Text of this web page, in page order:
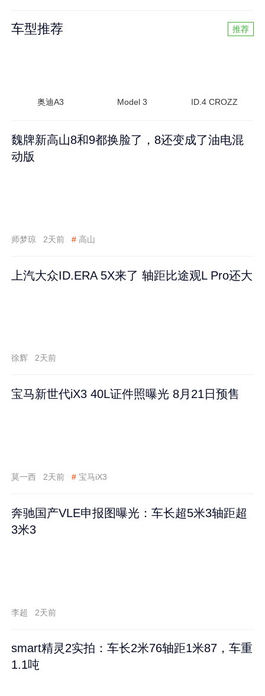
车型推荐 推荐
奥迪A3 Model 3 ID.4 CROZZ
魏牌新高山8和9都换脸了，8还变成了油电混
动版
师梦琼 2天前 # 高山
上汽大众ID.ERA 5X来了 轴距比途观L Pro还大
徐辉 2天前
宝马新世代iX3 40L证件照曝光 8月21日预售
莫一西 2天前 # 宝马iX3
奔驰国产VLE申报图曝光：车长超5米3轴距超
3米3
李超 2天前
smart精灵2实拍：车长2米76轴距1米87，车重
1.1吨